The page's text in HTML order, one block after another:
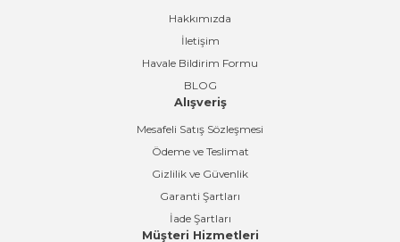
Hakkımızda
İletişim
Havale Bildirim Formu
BLOG
Alışveriş
Mesafeli Satış Sözleşmesi
Ödeme ve Teslimat
Gizlilik ve Güvenlik
Garanti Şartları
İade Şartları
Müşteri Hizmetleri